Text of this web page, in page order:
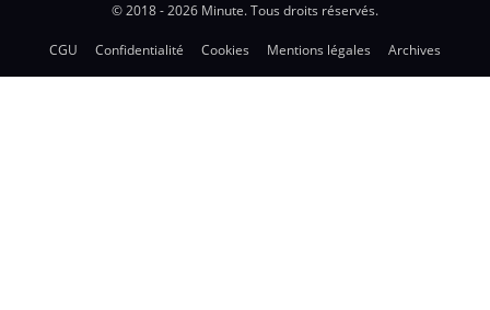
© 2018 - 2026 Minute. Tous droits réservés.
CGU Confidentialité Cookies Mentions légales Archives